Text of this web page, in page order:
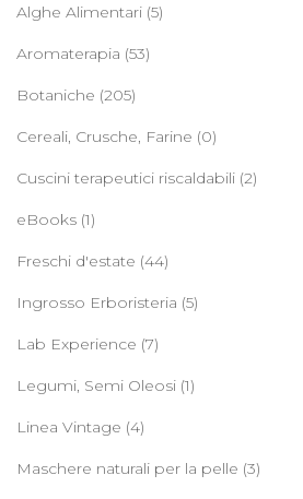
Alghe Alimentari (5)
Aromaterapia (53)
Botaniche (205)
Cereali, Crusche, Farine (0)
Cuscini terapeutici riscaldabili (2)
eBooks (1)
Freschi d'estate (44)
Ingrosso Erboristeria (5)
Lab Experience (7)
Legumi, Semi Oleosi (1)
Linea Vintage (4)
Maschere naturali per la pelle (3)